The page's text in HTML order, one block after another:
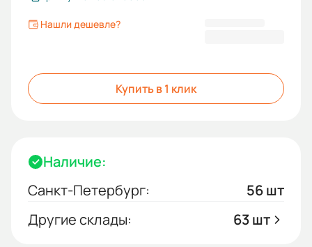
Нашли дешевле?
Купить в 1 клик
Наличие:
Санкт-Петербург:
56 шт
Другие склады:
63 шт